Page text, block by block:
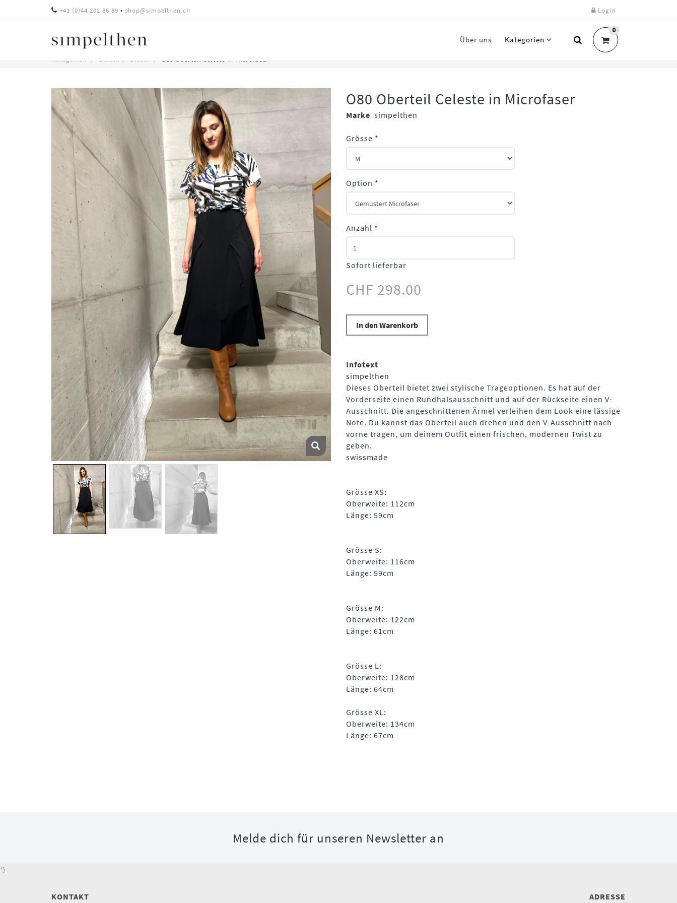
+41 (0)44 202 86 89 • shop@simpelthen.ch Login
Über uns Kategorien
0
O80
Oberteil
Celeste
in
Microfaser
Kategorien Blusen Blusen O80 Oberteil Celeste in Microfaser
O80 Oberteil Celeste in Microfaser
Marke simpelthen
Grösse *
Option *
Anzahl *
Sofort lieferbar
CHF 298.00
In den Warenkorb
Infotext
simpelthen
Dieses Oberteil bietet zwei stylische Trageoptionen. Es hat auf der
Vorderseite einen Rundhalsausschnitt und auf der Rückseite einen V-
Ausschnitt. Die angeschnittenen Ärmel verleihen dem Look eine lässige
Note. Du kannst das Oberteil auch drehen und den V-Ausschnitt nach
vorne tragen, um deinem Outfit einen frischen, modernen Twist zu
geben.
swissmade
Grösse XS:
Oberweite: 112cm
Länge: 59cm
Grösse S:
Oberweite: 116cm
Länge: 59cm
Grösse M:
Oberweite: 122cm
Länge: 61cm
Grösse L:
Oberweite: 128cm
Länge: 64cm
Grösse XL:
Oberweite: 134cm
Länge: 67cm
Melde dich für unseren Newsletter an
*}
KONTAKT ADRESSE